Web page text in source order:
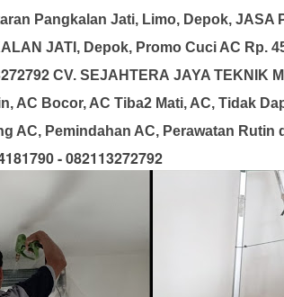
Pangkalan Jati, Limo, Depok, JASA
JATI, Depok, Promo Cuci AC Rp.
CV. SEJAHTERA JAYA TEKNIK
AC Bocor, AC Tiba2 Mati, AC, Tidak
AC, Pemindahan AC, Perawatan Rutin
- 082113272792